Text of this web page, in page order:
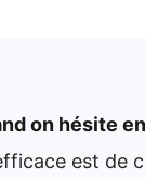
on hésite
est de